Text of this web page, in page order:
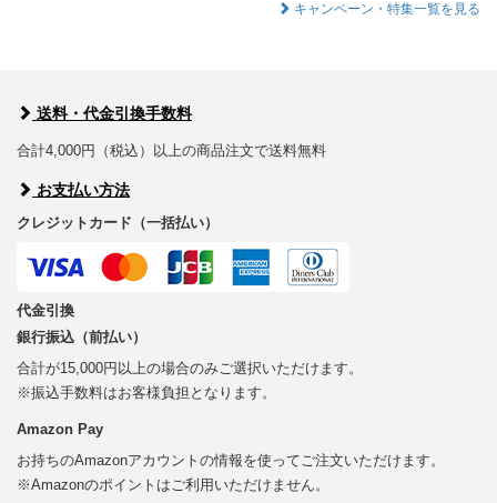
キャンペーン・特集一覧を見る
送料・代金引換手数料
合計4,000円（税込）以上の商品注文で送料無料
お支払い方法
クレジットカード（一括払い）
代金引換
銀行振込（前払い）
合計が15,000円以上の場合のみご選択いただけます。
※振込手数料はお客様負担となります。
Amazon Pay
お持ちのAmazonアカウントの情報を使ってご注文いただけます。
※Amazonのポイントはご利用いただけません。